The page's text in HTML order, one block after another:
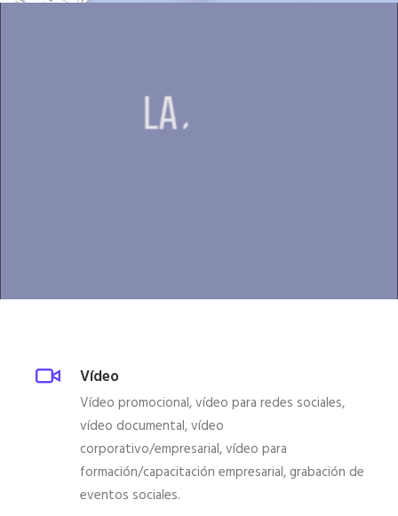
Vídeo
Vídeo promocional, vídeo para redes sociales,
vídeo documental, vídeo
corporativo/empresarial, vídeo para
formación/capacitación empresarial, grabación de
eventos sociales.